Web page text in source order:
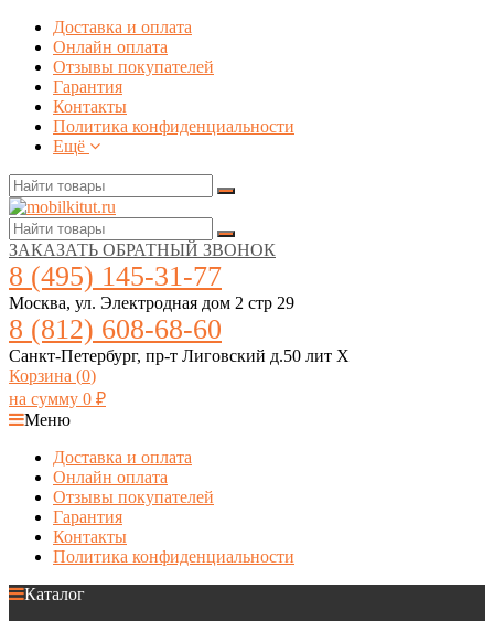
Доставка и оплата
Онлайн оплата
Отзывы покупателей
Гарантия
Контакты
Политика конфиденциальности
Ещё
ЗАКАЗАТЬ ОБРАТНЫЙ ЗВОНОК
8 (495) 145-31-77
Москва, ул. Электродная дом 2 стр 29
8 (812) 608-68-60
Санкт-Петербург, пр-т Лиговский д.50 лит Х
Корзина (0)
на сумму 0 ₽
Меню
Доставка и оплата
Онлайн оплата
Отзывы покупателей
Гарантия
Контакты
Политика конфиденциальности
Каталог